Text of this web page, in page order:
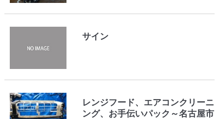
サイン
レンジフード、エアコンクリーニ
ング、お手伝いパック～名古屋市